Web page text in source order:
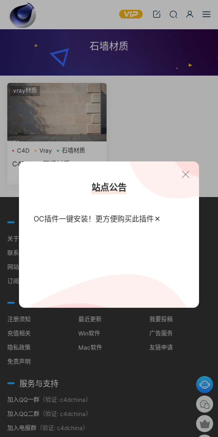
石墙材质
vray材质
C4D Vray 石墙材质
C4D Vray石墙材质 stone wa
关于我们
关于我们
联系我们
网站地图
订阅RSS
常见问题
注册须知
充值相关
隐私政策
免责声明
最近更新
Win软件
Mac软件
我要投稿
广告服务
友链申请
服务与支持
加入QQ一群 （验证: c4dchina）
加入QQ二群 （验证: c4dchina）
加入电报群 （验证: c4dchina）
站点公告
OC插件一键安装！更方便购买此插件